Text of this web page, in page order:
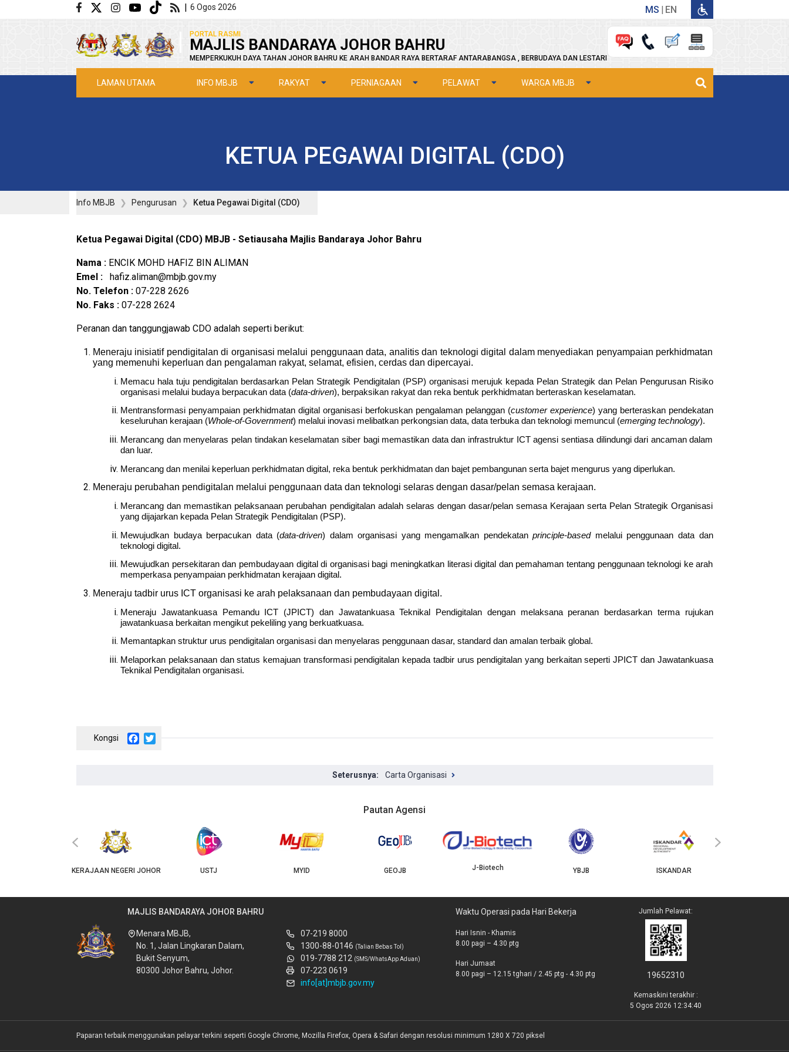
Langkau ke kandungan utama | 6 Ogos 2026 MS EN
PORTAL RASMI
MAJLIS BANDARAYA JOHOR BAHRU
MEMPERKUKUH DAYA TAHAN JOHOR BAHRU KE ARAH BANDAR RAYA BERTARAF ANTARABANGSA , BERBUDAYA DAN LESTARI
LAMAN UTAMA INFO MBJB RAKYAT PERNIAGAAN PELAWAT WARGA MBJB
KETUA PEGAWAI DIGITAL (CDO)
Info MBJB Pengurusan Ketua Pegawai Digital (CDO)
Ketua Pegawai Digital (CDO) MBJB - Setiausaha Majlis Bandaraya Johor Bahru
Nama :ENCIK MOHD HAFIZ BIN ALIMAN
Emel : hafiz.aliman@mbjb.gov.my
No. Telefon :07-228 2626
No. Faks :07-228 2624
Peranan dan tanggungjawab CDO adalah seperti berikut:
Meneraju inisiatif pendigitalan di organisasi melalui penggunaan data, analitis dan teknologi digital dalam menyediakan penyampaian perkhidmatan
yang memenuhi keperluan dan pengalaman rakyat, selamat, efisien, cerdas dan dipercayai.
Memacu hala tuju pendigitalan berdasarkan Pelan Strategik Pendigitalan (PSP) organisasi merujuk kepada Pelan Strategik dan Pelan Pengurusan Risiko
organisasi melalui budaya berpacukan data (data-driven), berpaksikan rakyat dan reka bentuk perkhidmatan berteraskan keselamatan.
Mentransformasi penyampaian perkhidmatan digital organisasi berfokuskan pengalaman pelanggan (customer experience) yang berteraskan pendekatan
keseluruhan kerajaan (Whole-of-Government) melalui inovasi melibatkan perkongsian data, data terbuka dan teknologi memuncul (emerging technology).
Merancang dan menyelaras pelan tindakan keselamatan siber bagi memastikan data dan infrastruktur ICT agensi sentiasa dilindungi dari ancaman dalam
dan luar.
Merancang dan menilai keperluan perkhidmatan digital, reka bentuk perkhidmatan dan bajet pembangunan serta bajet mengurus yang diperlukan.
Meneraju perubahan pendigitalan melalui penggunaan data dan teknologi selaras dengan dasar/pelan semasa kerajaan.
Merancang dan memastikan pelaksanaan perubahan pendigitalan adalah selaras dengan dasar/pelan semasa Kerajaan serta Pelan Strategik Organisasi
yang dijajarkan kepada Pelan Strategik Pendigitalan (PSP).
Mewujudkan budaya berpacukan data (data-driven) dalam organisasi yang mengamalkan pendekatanprinciple-basedmelalui penggunaan data dan
teknologi digital.
Mewujudkan persekitaran dan pembudayaan digital di organisasi bagi meningkatkan literasi digital dan pemahaman tentang penggunaan teknologi ke arah
memperkasa penyampaian perkhidmatan kerajaan digital.
Meneraju tadbir urus ICT organisasi ke arah pelaksanaan dan pembudayaan digital.
Meneraju Jawatankuasa Pemandu ICT (JPICT) dan Jawatankuasa Teknikal Pendigitalan dengan melaksana peranan berdasarkan terma rujukan
jawatankuasa berkaitan mengikut pekeliling yang berkuatkuasa.
Memantapkan struktur urus pendigitalan organisasi dan menyelaras penggunaan dasar, standard dan amalan terbaik global.
Melaporkan pelaksanaan dan status kemajuan transformasi pendigitalan kepada tadbir urus pendigitalan yang berkaitan seperti JPICT dan Jawatankuasa
Teknikal Pendigitalan organisasi.
Facebook
Twitter
Carta Organisasi
Pautan Agensi
KERAJAAN NEGERI JOHOR USTJ MYID GEOJB J-Biotech YBJB ISKANDAR
‹ ›
MAJLIS BANDARAYA JOHOR BAHRU
Menara MBJB,
No. 1, Jalan Lingkaran Dalam,
Bukit Senyum,
80300 Johor Bahru, Johor.
07-219 8000
1300-88-0146 (Talian Bebas Tol)
019-7788 212 (SMS/WhatsApp Aduan)
07-223 0619
info[at]mbjb.gov.my
Waktu Operasi pada Hari Bekerja
Hari Isnin - Khamis
8.00 pagi – 4.30 ptg
Hari Jumaat
8.00 pagi – 12.15 tghari / 2.45 ptg - 4.30 ptg
Jumlah Pelawat:
19652310
Kemaskini terakhir :
5 Ogos 2026 12:34:40
Paparan terbaik menggunakan pelayar terkini seperti Google Chrome, Mozilla Firefox, Opera & Safari dengan resolusi minimum 1280 X 720 piksel